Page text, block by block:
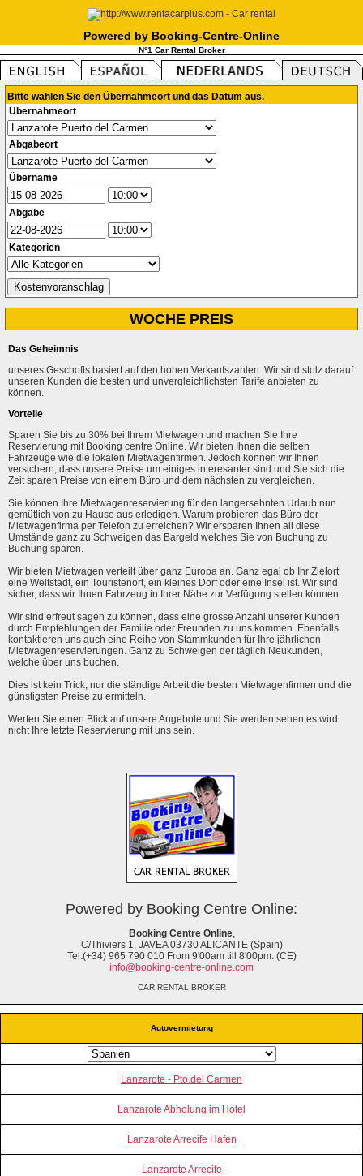
Powered by Booking-Centre-Online
N°1 Car Rental Broker
Autovermietung
Lanzarote - Pto.del Carmen
Lanzarote Abholung im Hotel
Lanzarote Arrecife Hafen
Lanzarote Arrecife
Bitte wählen Sie den Übernahmeort und das Datum aus.
Übernahmeort
Abgabeort
Übername
Abgabe
Kategorien
WOCHE PREIS
Das Geheimnis
unseres Geschofts basiert auf den hohen Verkaufszahlen. Wir sind stolz darauf
unseren Kunden die besten und unvergleichlichsten Tarife anbieten zu
können.
Vorteile
Sparen Sie bis zu 30% bei Ihrem Mietwagen und machen Sie Ihre
Reservierung mit Booking centre Online. Wir bieten Ihnen die selben
Fahrzeuge wie die lokalen Mietwagenfirmen. Jedoch können wir Ihnen
versichern, dass unsere Preise um einiges interesanter sind und Sie sich die
Zeit sparen Preise von einem Büro und dem nächsten zu vergleichen.
Sie können Ihre Mietwagenreservierung für den langersehnten Urlaub nun
gemütlich von zu Hause aus erledigen. Warum probieren das Büro der
Mietwagenfirma per Telefon zu erreichen? Wir ersparen Ihnen all diese
Umstände ganz zu Schweigen das Bargeld welches Sie von Buchung zu
Buchung sparen.
Wir bieten Mietwagen verteilt über ganz Europa an. Ganz egal ob Ihr Zielort
eine Weltstadt, ein Touristenort, ein kleines Dorf oder eine Insel ist. Wir sind
sicher, dass wir Ihnen Fahrzeug in Ihrer Nähe zur Verfügung stellen können.
Wir sind erfreut sagen zu können, dass eine grosse Anzahl unserer Kunden
durch Empfehlungen der Familie oder Freunden zu uns kommen. Ebenfalls
kontaktieren uns auch eine Reihe von Stammkunden für Ihre jährlichen
Mietwagenreservierungen. Ganz zu Schweigen der täglich Neukunden,
welche über uns buchen.
Dies ist kein Trick, nur die ständige Arbeit die besten Mietwagenfirmen und die
günstigsten Preise zu ermitteln.
Werfen Sie einen Blick auf unsere Angebote und Sie werden sehen es wird
nicht Ihre letzte Reservierung mit uns sein.
Powered by Booking Centre Online:
Booking Centre Online,
C/Thiviers 1, JAVEA 03730 ALICANTE (Spain)
Tel.(+34) 965 790 010 From 9'00am till 8'00pm. (CE)
info@booking-centre-online.com
CAR RENTAL BROKER